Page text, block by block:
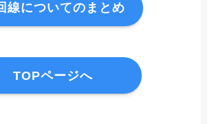
線についてのまとめ
TOPページへ